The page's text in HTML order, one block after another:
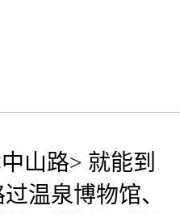
山路> 就能到
温泉博物馆、